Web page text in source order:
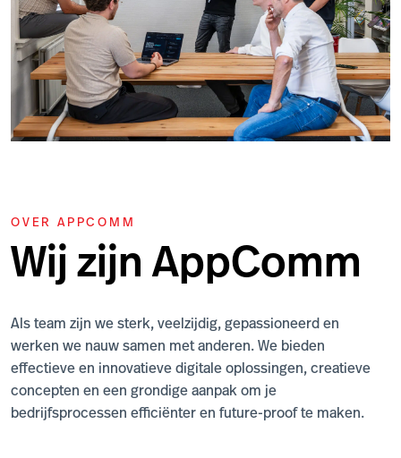
OVER APPCOMM
Wij zijn AppComm
Als team zijn we sterk, veelzijdig, gepassioneerd en
werken we nauw samen met anderen. We bieden
effectieve en innovatieve digitale oplossingen, creatieve
concepten en een grondige aanpak om je
bedrijfsprocessen efficiënter en future-proof te maken.